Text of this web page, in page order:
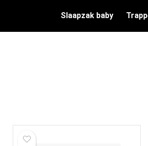
Slaapzak baby